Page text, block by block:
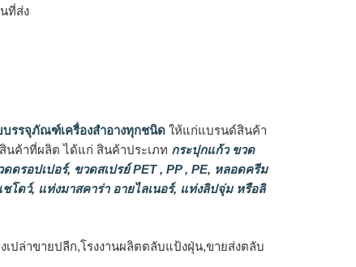
ที่ส่ง
รรจุภัณฑ์เครื่องสำอางทุกชนิด ให้แก่แบรนด์สินค้า
นค้าที่ผลิต ได้แก่ สินค้าประเภท กระปุกแก้ว ขวด
ดดรอปเปอร์, ขวดสเปรย์ PET , PP , PE, หลอดครีม
โดว์, แท่งมาสคาร่า อายไลเนอร์, แท่งลิปจุ่ม หรือลิ
ปล่าขายปลีก,โรงงานผลิตตลับแป้งฝุ่น,ขายส่งตลับ